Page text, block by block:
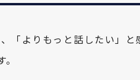
「よりもっと話したい」と